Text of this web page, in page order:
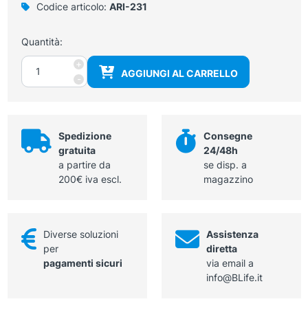
Codice articolo: ARI-231
Quantità:
-
Lampada
lente
5
diottrie
fissaggio
a
parete
+
AGGIUNGI AL CARRELLO
Spedizione
gratuita
a partire da
200€ iva escl.
Consegne
24/48h
se disp. a
magazzino
Diverse soluzioni
per
pagamenti sicuri
Assistenza
diretta
via email a
info@BLife.it